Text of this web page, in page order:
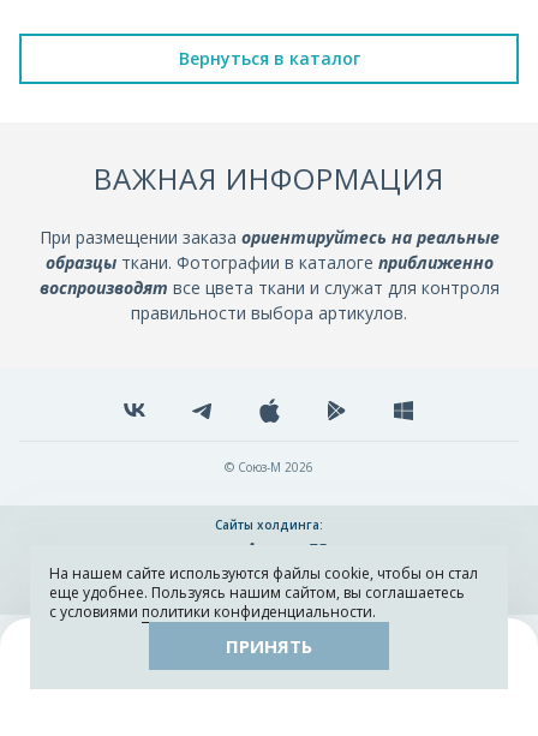
Каталог Остатки тканей
Вернуться в каталог
ВАЖНАЯ ИНФОРМАЦИЯ
При размещении заказа ориентируйтесь на реальные
образцыткани. Фотографии в каталоге приближенно
воспроизводят все цвета ткани и служат для контроля
правильности выбора артикулов.
© Союз-М 2026
Сайты холдинга:
Разработка и поддержка сайта ADN
На нашем сайте используются файлы cookie, чтобы он стал
еще удобнее. Пользуясь нашим сайтом, вы соглашаетесь
с условиями политики конфиденциальности.
ПРИНЯТЬ